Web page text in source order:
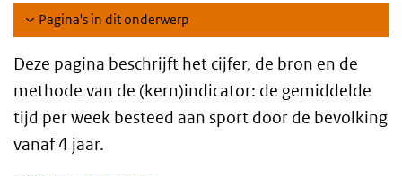
Pagina's in dit onderwerp
Deze pagina beschrijft het cijfer, de bron en de
methode van de (kern)indicator: de gemiddelde
tijd per week besteed aan sport door de bevolking
vanaf 4 jaar.